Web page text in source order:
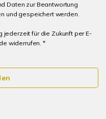
Daten zur Beantwortung
und gespeichert werden.
jederzeit für die Zukunft per E-
widerrufen. *